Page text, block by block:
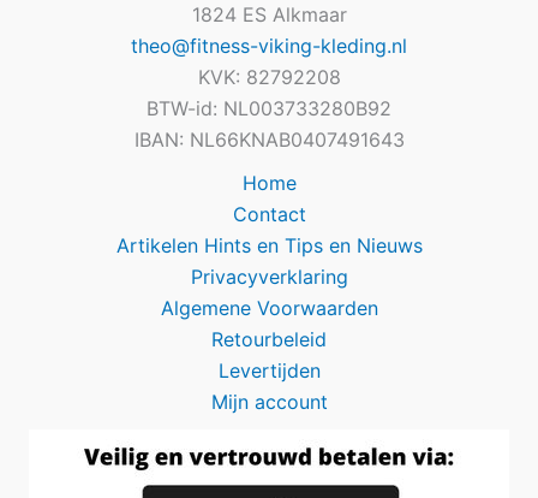
1824 ES Alkmaar
theo@fitness-viking-kleding.nl
KVK: 82792208
BTW-id: NL003733280B92
IBAN: NL66KNAB0407491643
Home
Contact
Artikelen Hints en Tips en Nieuws
Privacyverklaring
Algemene Voorwaarden
Retourbeleid
Levertijden
Mijn account